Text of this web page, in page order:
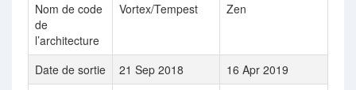
Nom de code
de
l’architecture
Vortex/Tempest Zen
Date de sortie 21 Sep 2018
16 Apr 2019